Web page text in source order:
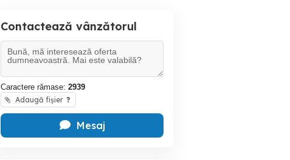
Contactează vânzătorul
Caractere rămase: 2939
Adaugă fișier ?
Mesaj